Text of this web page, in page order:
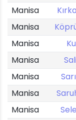
Manisa
Manisa
Manisa
Manisa
Manisa
Manisa
Manisa